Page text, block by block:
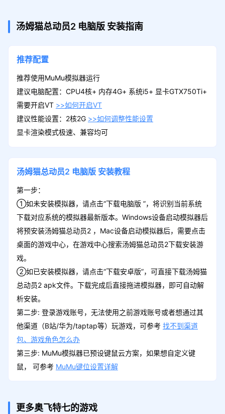
汤姆猫总动员2 电脑版 安装指南
推荐配置
推荐使用MuMu模拟器运行
建议电脑配置：CPU4核+ 内存4G+ 系统i5+ 显卡GTX750Ti+
需要开启VT >>如何开启VT
建议性能设置：2核2G >>如何调整性能设置
显卡渲染模式极速、兼容均可
汤姆猫总动员2 电脑版 安装教程
第一步：
①如未安装模拟器，请点击“下载电脑版 ”，将识别当前系统
下载对应系统的模拟器最新版本。Windows设备启动模拟器后
将预安装汤姆猫总动员2 ，Mac设备启动模拟器后，需要点击
桌面的游戏中心，在游戏中心搜索汤姆猫总动员2下载安装游
戏。
②如已安装模拟器，请点击“下载安卓版”，可直接下载汤姆猫
总动员2 apk文件。下载完成后直接拖进模拟器，即可自动解
析安装。
第二步: 登录游戏账号，无法使用之前游戏账号或者想通过其
他渠道（B站/华为/taptap等）玩游戏，可参考 找不到渠道
包、游戏角色怎么办
第三步: MuMu模拟器已预设键鼠云方案，如果想自定义键
鼠， 可参考 MuMu键位设置详解
更多奥飞特七的游戏